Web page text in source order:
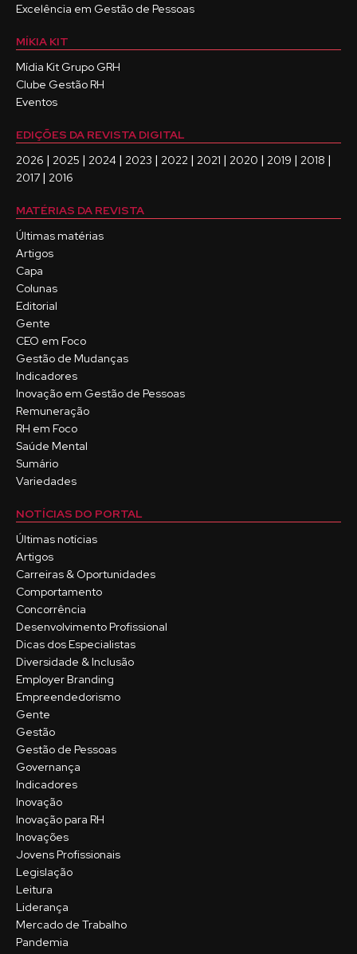
Excelência em Gestão de Pessoas
MÍKIA KIT
Mídia Kit Grupo GRH
Clube Gestão RH
Eventos
EDIÇÕES DA REVISTA DIGITAL
2026 | 2025 | 2024 | 2023 | 2022 | 2021 | 2020 | 2019 | 2018 |
2017 | 2016
MATÉRIAS DA REVISTA
Últimas matérias
Artigos
Capa
Colunas
Editorial
Gente
CEO em Foco
Gestão de Mudanças
Indicadores
Inovação em Gestão de Pessoas
Remuneração
RH em Foco
Saúde Mental
Sumário
Variedades
NOTÍCIAS DO PORTAL
Últimas notícias
Artigos
Carreiras & Oportunidades
Comportamento
Concorrência
Desenvolvimento Profissional
Dicas dos Especialistas
Diversidade & Inclusão
Employer Branding
Empreendedorismo
Gente
Gestão
Gestão de Pessoas
Governança
Indicadores
Inovação
Inovação para RH
Inovações
Jovens Profissionais
Legislação
Leitura
Liderança
Mercado de Trabalho
Pandemia